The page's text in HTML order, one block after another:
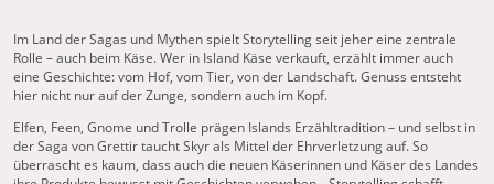
Im Land der Sagas und Mythen spielt Storytelling seit jeher eine zentrale
Rolle – auch beim Käse. Wer in Island Käse verkauft, erzählt immer auch
eine Geschichte: vom Hof, vom Tier, von der Landschaft. Genuss entsteht
hier nicht nur auf der Zunge, sondern auch im Kopf.
Elfen, Feen, Gnome und Trolle prägen Islands Erzähltradition – und selbst in
der Saga von Grettir taucht Skyr als Mittel der Ehrverletzung auf. So
überrascht es kaum, dass auch die neuen Käserinnen und Käser des Landes